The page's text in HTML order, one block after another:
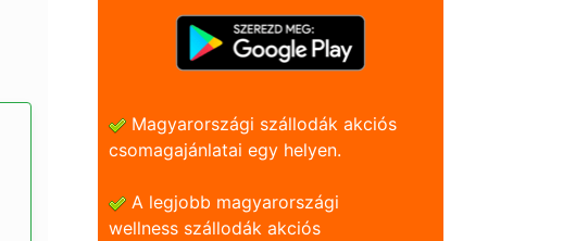
Magyarországi szállodák akciós
csomagajánlatai egy helyen.
A legjobb magyarországi
wellness szállodák akciós